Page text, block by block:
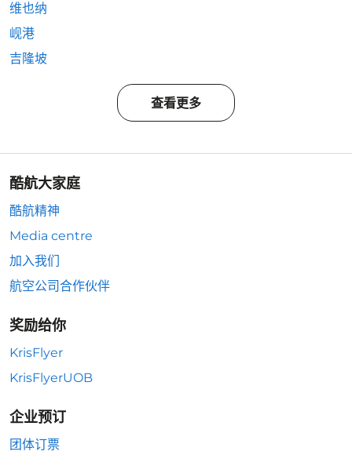
维也纳
岘港
吉隆坡
查看更多
酷航大家庭
酷航精神
Media centre
加入我们
航空公司合作伙伴
奖励给你
KrisFlyer
KrisFlyerUOB
企业预订
团体订票